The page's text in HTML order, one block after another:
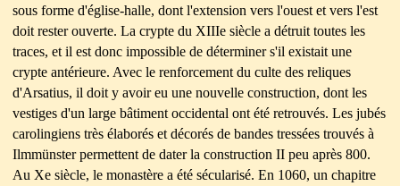
sous forme d'église-halle, dont l'extension vers l'ouest et vers l'est
doit rester ouverte. La crypte du XIIIe siècle a détruit toutes les
traces, et il est donc impossible de déterminer s'il existait une
crypte antérieure. Avec le renforcement du culte des reliques
d'Arsatius, il doit y avoir eu une nouvelle construction, dont les
vestiges d'un large bâtiment occidental ont été retrouvés. Les jubés
carolingiens très élaborés et décorés de bandes tressées trouvés à
Ilmmünster permettent de dater la construction II peu après 800.
Au Xe siècle, le monastère a été sécularisé. En 1060, un chapitre